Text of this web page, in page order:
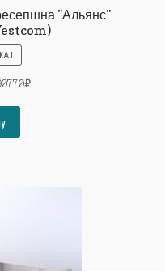
"Альянс"
₽Текущая